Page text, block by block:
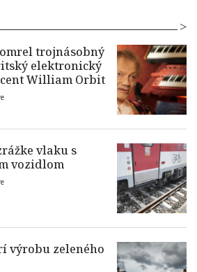
trojnásobný
elektronický
William Orbit
vlaku s
vozidlom
výrobu zeleného